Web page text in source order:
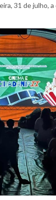
31 de julho, a